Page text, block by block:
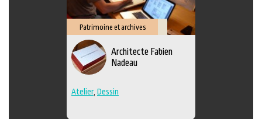
Patrimoine et archives
Architecte Fabien
Nadeau
Atelier, Dessin